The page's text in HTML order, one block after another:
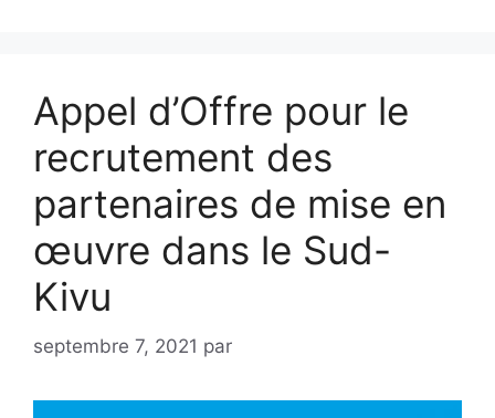
Appel d’Offre pour le
recrutement des
partenaires de mise en
œuvre dans le Sud-
Kivu
septembre 7, 2021 par